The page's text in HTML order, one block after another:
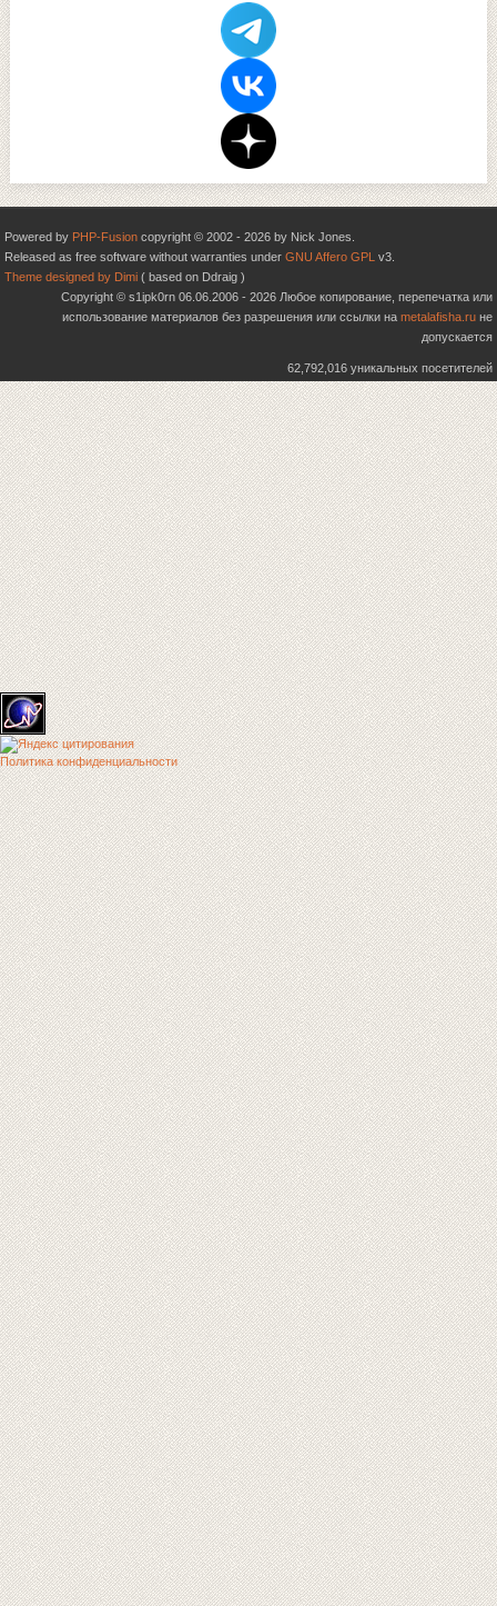
Powered by PHP-Fusion copyright © 2002 - 2026 by Nick Jones.
Released as free software without warranties under GNU Affero GPL v3.
Theme designed by Dimi ( based on Ddraig )
Copyright © s1ipk0rn 06.06.2006 - 2026 Любое копирование, перепечатка или
использование материалов без разрешения или ссылки на metalafisha.ru не
допускается
62,792,016 уникальных посетителей
Политика конфиденциальности